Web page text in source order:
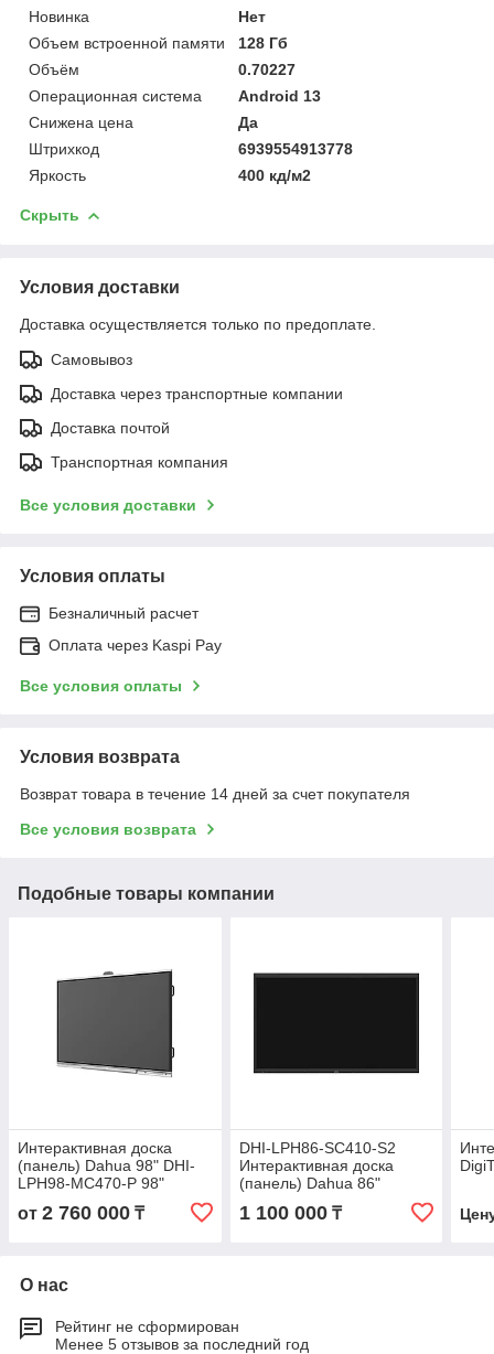
Новинка
Нет
Объем встроенной памяти
128 Гб
Объём
0.70227
Операционная система
Android 13
Снижена цена
Да
Штрихкод
6939554913778
Яркость
400 кд/м2
Скрыть
Условия доставки
Доставка осуществляется только по предоплате.
Самовывоз
Доставка через транспортные компании
Доставка почтой
Транспортная компания
Все условия доставки
Условия оплаты
Безналичный расчет
Оплата через Kaspi Pay
Все условия оплаты
Условия возврата
Возврат товара в течение 14 дней за счет покупателя
Все условия возврата
Подобные товары компании
Интерактивная доска
(панель) Dahua 98" DHI-
LPH98-MC470-P 98"
от 2 760 000 ₸
DHI-LPH86-SC410-S2
Интерактивная доска
(панель) Dahua 86"
1 100 000₸
О нас
Рейтинг не сформирован
Менее 5 отзывов за последний год